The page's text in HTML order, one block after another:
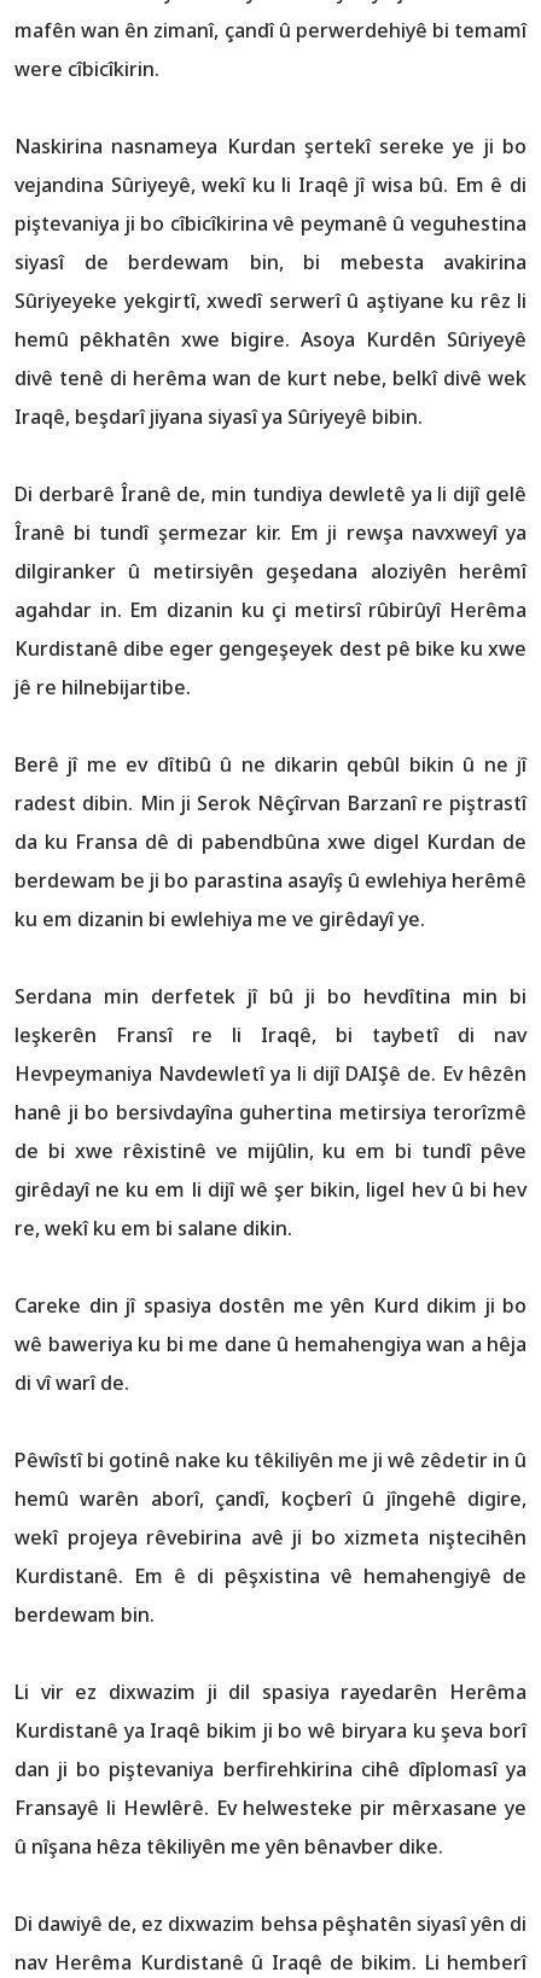
mafên wan ên zimanî, çandî û perwerdehiyê bi temamî
were cîbicîkirin.
Naskirina nasnameya Kurdan şertekî sereke ye ji bo
vejandina Sûriyeyê, wekî ku li Iraqê jî wisa bû. Em ê di
piştevaniya ji bo cîbicîkirina vê peymanê û veguhestina
siyasî de berdewam bin, bi mebesta avakirina
Sûriyeyeke yekgirtî, xwedî serwerî û aştiyane ku rêz li
hemû pêkhatên xwe bigire. Asoya Kurdên Sûriyeyê
divê tenê di herêma wan de kurt nebe, belkî divê wek
Iraqê, beşdarî jiyana siyasî ya Sûriyeyê bibin.
Di derbarê Îranê de, min tundiya dewletê ya li dijî gelê
Îranê bi tundî şermezar kir. Em ji rewşa navxweyî ya
dilgiranker û metirsiyên geşedana aloziyên herêmî
agahdar in. Em dizanin ku çi metirsî rûbirûyî Herêma
Kurdistanê dibe eger gengeşeyek dest pê bike ku xwe
jê re hilnebijartibe.
Berê jî me ev dîtibû û ne dikarin qebûl bikin û ne jî
radest dibin. Min ji Serok Nêçîrvan Barzanî re piştrastî
da ku Fransa dê di pabendbûna xwe digel Kurdan de
berdewam be ji bo parastina asayîş û ewlehiya herêmê
ku em dizanin bi ewlehiya me ve girêdayî ye.
Serdana min derfetek jî bû ji bo hevdîtina min bi
leşkerên Fransî re li Iraqê, bi taybetî di nav
Hevpeymaniya Navdewletî ya li dijî DAIŞê de. Ev hêzên
hanê ji bo bersivdayîna guhertina metirsiya terorîzmê
de bi xwe rêxistinê ve mijûlin, ku em bi tundî pêve
girêdayî ne ku em li dijî wê şer bikin, ligel hev û bi hev
re, wekî ku em bi salane dikin.
Careke din jî spasiya dostên me yên Kurd dikim ji bo
wê baweriya ku bi me dane û hemahengiya wan a hêja
di vî warî de.
Pêwîstî bi gotinê nake ku têkiliyên me ji wê zêdetir in û
hemû warên aborî, çandî, koçberî û jîngehê digire,
wekî projeya rêvebirina avê ji bo xizmeta niştecihên
Kurdistanê. Em ê di pêşxistina vê hemahengiyê de
berdewam bin.
Li vir ez dixwazim ji dil spasiya rayedarên Herêma
Kurdistanê ya Iraqê bikim ji bo wê biryara ku şeva borî
dan ji bo piştevaniya berfirehkirina cihê dîplomasî ya
Fransayê li Hewlêrê. Ev helwesteke pir mêrxasane ye
û nîşana hêza têkiliyên me yên bênavber dike.
Di dawiyê de, ez dixwazim behsa pêşhatên siyasî yên di
nav Herêma Kurdistanê û Iraqê de bikim. Li hemberî